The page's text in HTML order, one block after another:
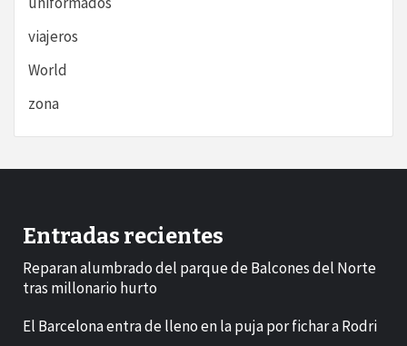
viajeros
World
zona
Entradas recientes
Reparan alumbrado del parque de Balcones del Norte
tras millonario hurto
El Barcelona entra de lleno en la puja por fichar a Rodri